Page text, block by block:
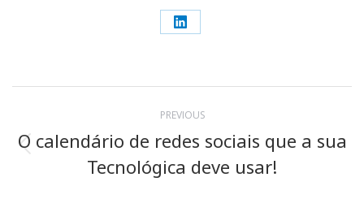
Share
LinkedIn
navigation
PREVIOUS
Previous
post:
O calendário de redes sociais que a sua
Tecnológica deve usar!